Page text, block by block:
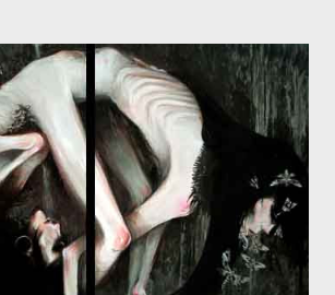
தொடர்ந்து பதிவு செய்கிறார். உயிர்மை
தனக்கு எதிராக எழுத்தாளர்களை ஏவி
ஒரு அச்சத்தை வெளிப்படுத்தியபடி
பாதுகாப்பின்மை மனநிலையில் உள்ளார்.
உத்தேசித்தாலும் இல்லை என்றாலும்
தொடர்ந்து அச்சுறுத்தலுக்கு உள்ளாகி
இந்த தாக்குதல் கூட இதன் வெளிப்பாடு தான்”.
குத்துச்சண்டை வீரராக வரும் சில்வெஸ்டர்